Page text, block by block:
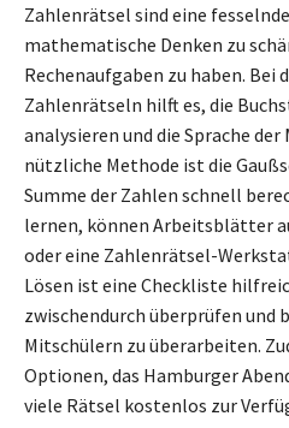
Zahlenrätsel sind eine
mathematische Denken zu
Rechenaufgaben zu haben. Bei
Zahlenrätseln hilft es, die
analysieren und die Sprache
nützliche Methode ist die
Summe der Zahlen schnell
lernen, können Arbeitsblätter
oder eine Zahlenrätsel-
Lösen ist eine Checkliste
zwischendurch überprüfen und
Mitschülern zu überarbeiten.
Optionen, das Hamburger
viele Rätsel kostenlos zur